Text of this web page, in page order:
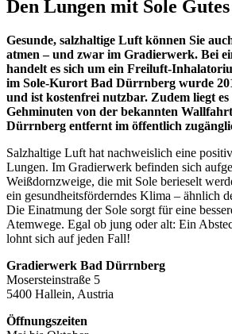
Den Lungen mit Sole
Gesunde, salzhaltige Luft können Sie
atmen – und zwar im Gradierwerk. Bei
handelt es sich um ein Freiluft-
im Sole-Kurort Bad Dürrnberg wurde
und ist kostenfrei nutzbar. Zudem liegt
Gehminuten von der bekannten
Dürrnberg entfernt im öffentlich
Salzhaltige Luft hat nachweislich eine
Lungen. Im Gradierwerk befinden sich
Weißdornzweige, die mit Sole berieselt
ein gesundheitsförderndes Klima – ähnlich
Die Einatmung der Sole sorgt für eine
Atemwege. Egal ob jung oder alt: Ein
lohnt sich auf jeden Fall!
Gradierwerk Bad Dürrnberg
Mosersteinstraße 5
5400 Hallein, Austria
Öffnungszeiten